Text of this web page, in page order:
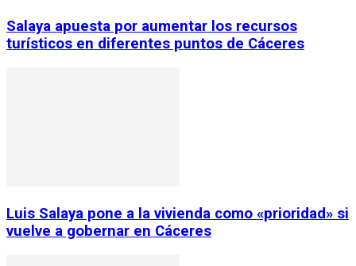
Salaya apuesta por aumentar los recursos
turísticos en diferentes puntos de Cáceres
Luis Salaya pone a la vivienda como «prioridad» si
vuelve a gobernar en Cáceres